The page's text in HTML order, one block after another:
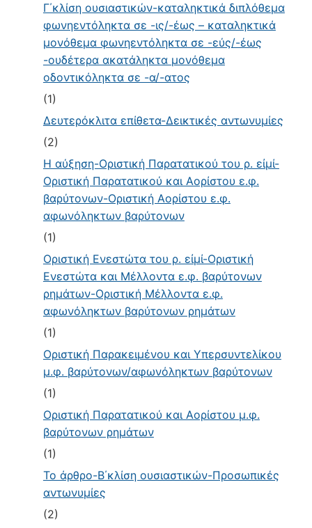
Γ΄κλίση ουσιαστικών-καταληκτικά διπλόθεμα
φωνηεντόληκτα σε -ις/-έως – καταληκτικά
μονόθεμα φωνηεντόληκτα σε -εύς/-έως
-ουδέτερα ακατάληκτα μονόθεμα
οδοντικόληκτα σε -α/-ατος
(1)
Δευτερόκλιτα επίθετα-Δεικτικές αντωνυμίες
(2)
Η αύξηση-Οριστική Παρατατικού του ρ. εἰμί-
Οριστική Παρατατικού και Αορίστου ε.φ.
βαρύτονων-Οριστική Αορίστου ε.φ.
αφωνόληκτων βαρύτονων
(1)
Οριστική Ενεστώτα του ρ. εἰμί-Οριστική
Ενεστώτα και Μέλλοντα ε.φ. βαρύτονων
ρημάτων-Οριστική Μέλλοντα ε.φ.
αφωνόληκτων βαρύτονων ρημάτων
(1)
Οριστική Παρακειμένου και Υπερσυντελίκου
μ.φ. βαρύτονων/αφωνόληκτων βαρύτονων
(1)
Οριστική Παρατατικού και Αορίστου μ.φ.
βαρύτονων ρημάτων
(1)
Το άρθρο-Β΄κλίση ουσιαστικών-Προσωπικές
αντωνυμίες
(2)